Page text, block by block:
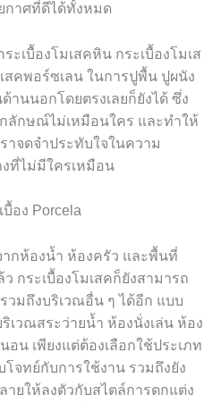
กาศที่ดีได้ทั้งหมด
ะเบื้องโมเสคหิน กระเบื้องโมเส
สคพอร์ซเลน ในการปูพื้น ปูผนัง
านนอกโดยตรงเลยก็ยังได้ ซึ่ง
กลักษณ์ไม่เหมือนใคร และทำให้
าจดจำประทับใจในความ
งที่ไม่มีใครเหมือน
กห้องน้ำ ห้องครัว และพื้นที่
กระเบื้องโมเสคก็ยังสามารถ
วมถึงบริเวณอื่น ๆ ได้อีก แบบ
เวณสระว่ายน้ำ ห้องนั่งเล่น ห้อง
น เพียงแต่ต้องเลือกใช้ประเภท
โจทย์กับการใช้งาน รวมถึงยัง
ายให้ลงตัวกับสไตล์การตกแต่ง